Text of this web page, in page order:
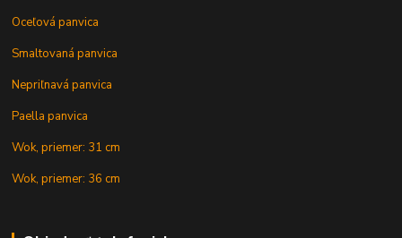
Oceľová panvica
Smaltovaná panvica
Nepriľnavá panvica
Paella panvica
Wok, priemer: 31 cm
Wok, priemer: 36 cm